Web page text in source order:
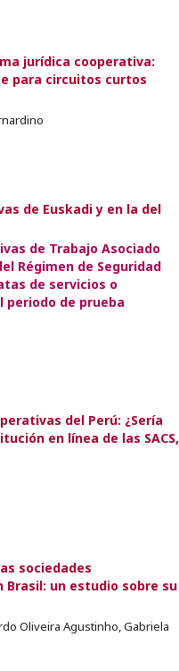
jurídica cooperativa:
para circuitos curtos
de Euskadi y en la del
de Trabajo Asociado
Régimen de Seguridad
de servicios o
periodo de prueba
del Perú: ¿Sería
en línea de las SACS,
sociedades
un estudio sobre su
Oliveira Agustinho, Gabriela